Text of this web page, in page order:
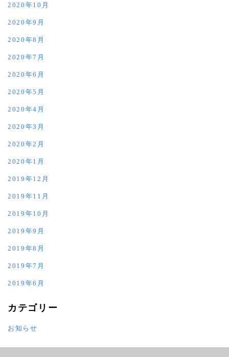
2020年10月
2020年9月
2020年8月
2020年7月
2020年6月
2020年5月
2020年4月
2020年3月
2020年2月
2020年1月
2019年12月
2019年11月
2019年10月
2019年9月
2019年8月
2019年7月
2019年6月
カテゴリー
お知らせ